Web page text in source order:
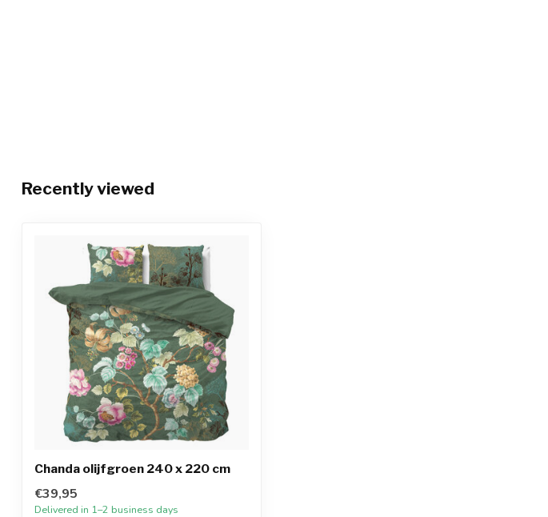
Recently viewed
Chanda olijfgroen 240 x 220 cm
€39,95
Delivered in 1–2 business days